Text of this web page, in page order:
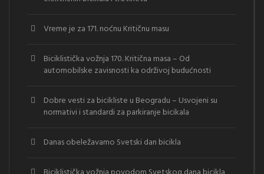
Vreme je za 171. noćnu Kritičnu masu
Biciklistička vožnja 170. Kritična masa – Od
automobilske zavisnosti ka održivoj budućnosti
Dobre vesti za bicikliste u Beogradu – Usvojeni su
normativi i standardi za parkiranje bicikala
Danas obeležavamo Svetski dan bicikla